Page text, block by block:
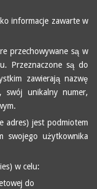
informacje zawarte w
przechowywane są w
Przeznaczone są do
zawierają nazwę
swój unikalny numer,
adres) jest podmiotem
swojego użytkownika
w celu:
do